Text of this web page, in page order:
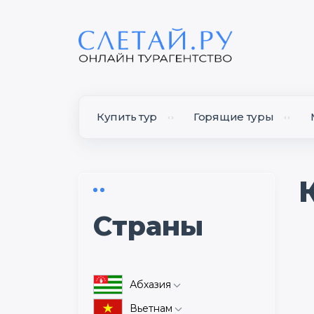
Купить тур Горящие туры
Cтраны
Абхазия
Об Абхазии
Вьетнам